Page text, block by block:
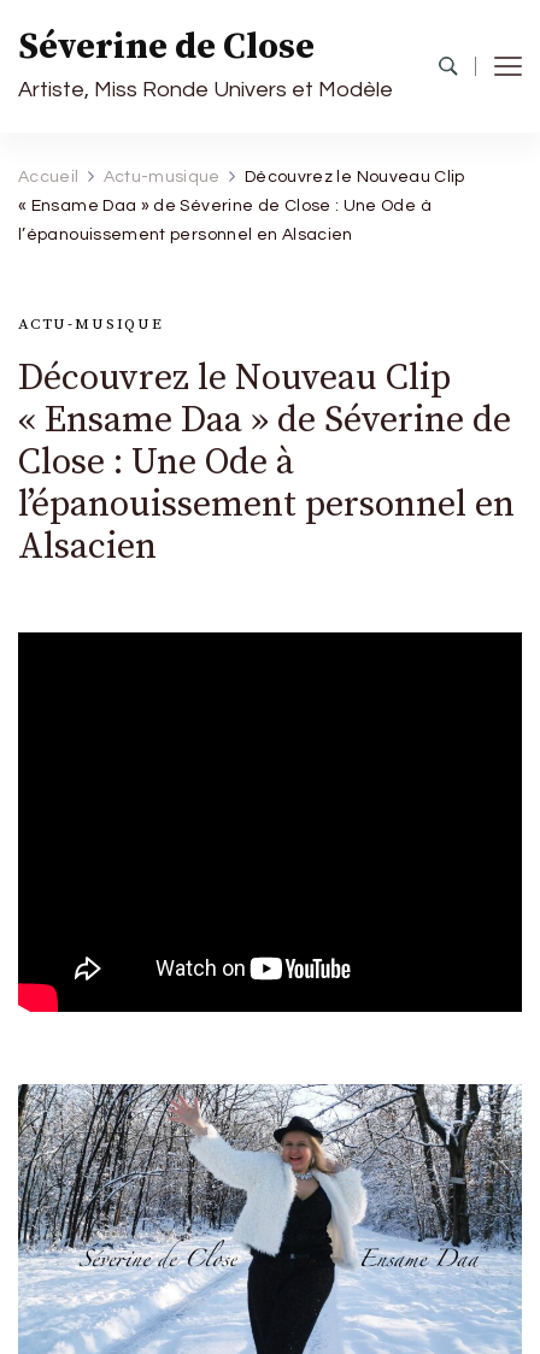
Séverine de Close
Artiste, Miss Ronde Univers et Modèle
Accueil Actu-musique
Découvrez le Nouveau Clip
« Ensame Daa » de Séverine de Close : Une Ode à
l’épanouissement personnel en Alsacien
ACTU-MUSIQUE
Découvrez le Nouveau Clip
« Ensame Daa » de Séverine de
Close : Une Ode à
l’épanouissement personnel en
Alsacien